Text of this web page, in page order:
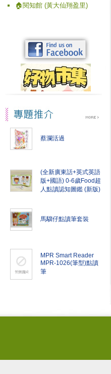
🏠閱知館 (黃大仙翔盈里)
蔡瀾活過
(全新廣東話+英式英語
版+國語) 0-6歲Food超
人點讀認知圖鑑 (新版)
馬騮仔點讀筆套裝
MPR Smart Reader
MPR-1026(筆型)點讀
筆